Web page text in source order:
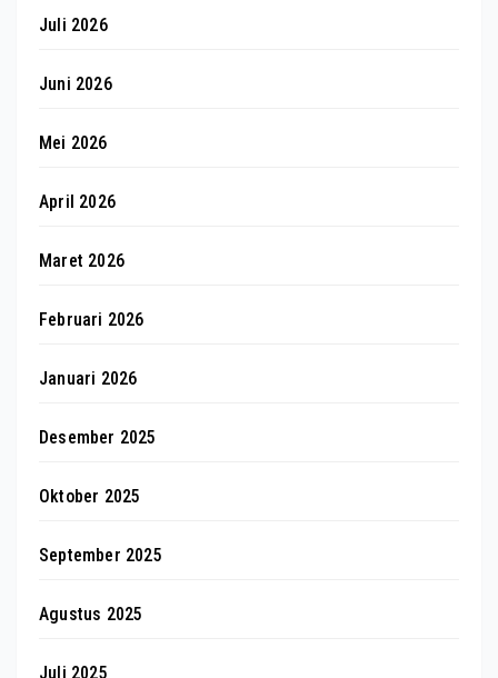
Juli 2026
Juni 2026
Mei 2026
April 2026
Maret 2026
Februari 2026
Januari 2026
Desember 2025
Oktober 2025
September 2025
Agustus 2025
Juli 2025